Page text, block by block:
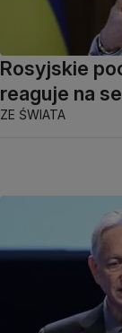
Rosyjskie
reaguje na
ZE ŚWIATA